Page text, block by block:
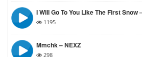
I Will Go To You Like The First Snow
1195
Mmchk – NEXZ
298